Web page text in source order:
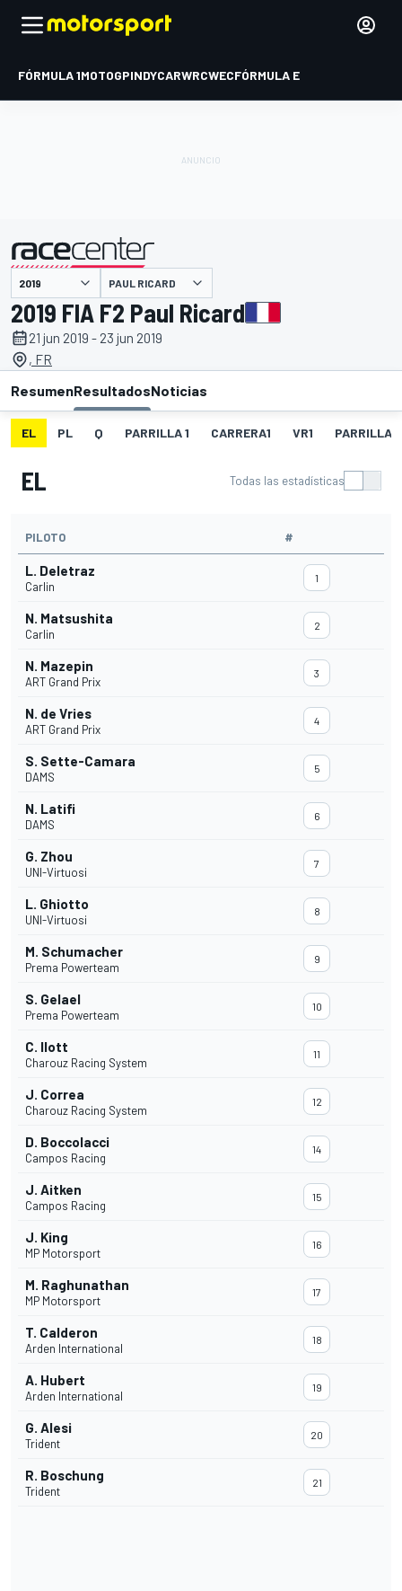
FÓRMULA 1MOTOGPINDYCARWRCWECFÓRMULA E
presentado por PAUL RICARD
2019 FIA F2 Paul Ricard
21 jun 2019 - 23 jun 2019
, FR
ResumenResultadosNoticias
EL PL Q PARRILLA 1 CARRERA1 VR1 PARRILLA 2
EL Todas las estadísticas
PILOTO #
L. Deletraz
Carlin
1
N. Matsushita
Carlin
2
N. Mazepin
ART Grand Prix
3
N. de Vries
ART Grand Prix
4
S. Sette-Camara
DAMS
5
N. Latifi
DAMS
6
G. Zhou
UNI-Virtuosi
7
L. Ghiotto
UNI-Virtuosi
8
M. Schumacher
Prema Powerteam
9
S. Gelael
Prema Powerteam
10
C. Ilott
Charouz Racing System
11
J. Correa
Charouz Racing System
12
D. Boccolacci
Campos Racing
14
J. Aitken
Campos Racing
15
J. King
MP Motorsport
16
M. Raghunathan
MP Motorsport
17
T. Calderon
Arden International
18
A. Hubert
Arden International
19
G. Alesi
Trident
20
R. Boschung
Trident
21